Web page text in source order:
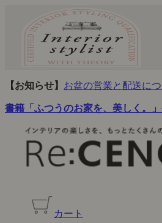
【お知らせ】 お盆の営業と配送に
書籍「ふつうのお家を、美しく。」
カート